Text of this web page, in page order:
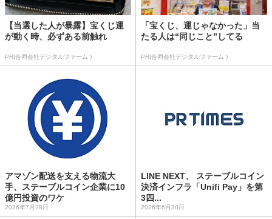
【当選した人が暴露】宝くじ運
が動く時、必ずある前触れ
PR(合同会社デジタルファーム )
「宝くじ、運じゃなかった」当
たる人は“同じこと”してる
PR(合同会社デジタルファーム )
アマゾン配送を支える物流大
手、ステーブルコイン企業に10
億円投資のワケ
2026年7月28日
LINE NEXT、 ステーブルコイン
決済インフラ「Unifi Pay」を第
3四...
2026年6月30日